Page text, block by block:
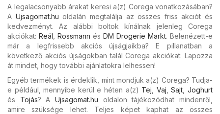
A legalacsonyabb árakat keresi a(z) Corega vonatkozásában?
A Ujsagomat.hu oldalán megtalálja az összes friss akciót és
kedvezményt. Az alábbi boltok kínálnak jelenleg Corega
akciókat: Reál Rossmann és DM Drogerie Markt. Belenézett-e
már a legfrissebb akciós újságjaikba? E pillanatban a
következő akciós újságokban talál Corega akciókat: Lapozza
át mindet, hogy további ajánlatokra lelhessen!
Egyéb termékek is érdeklik, mint mondjuk a(z) Corega? Tudja-
e például, mennyibe kerül e héten a(z) Tej Vaj ,Sajt ,Joghurt
és Tojás? AUjsagomat.hu oldalon tájékozódhat mindenről,
amire szüksége lehet. Teljes képet kaphat az összes